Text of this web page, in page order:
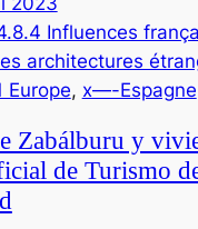
Influences
architectures
Europe, x—-Espagne
Zabálburu y
de Turismo